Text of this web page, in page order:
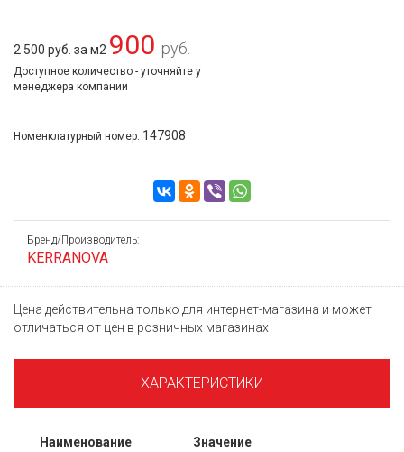
2 500 руб. за м2 900 руб.
Доступное количество - уточняйте у
менеджера компании
Номенклатурный номер: 147908
Бренд/Производитель:
KERRANOVA
Цена действительна только для интернет-магазина и может
отличаться от цен в розничных магазинах
ХАРАКТЕРИСТИКИ
Наименование Значение